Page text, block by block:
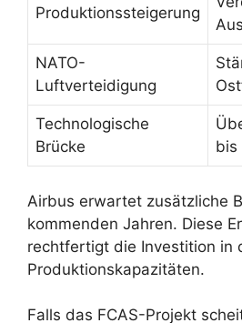
Produktionssteigerung
NATO-
Luftverteidigung
Technologische
Brücke
bis
Airbus erwartet zusätzliche
kommenden Jahren. Diese
rechtfertigt die Investition in
Produktionskapazitäten.
Falls das FCAS-Projekt